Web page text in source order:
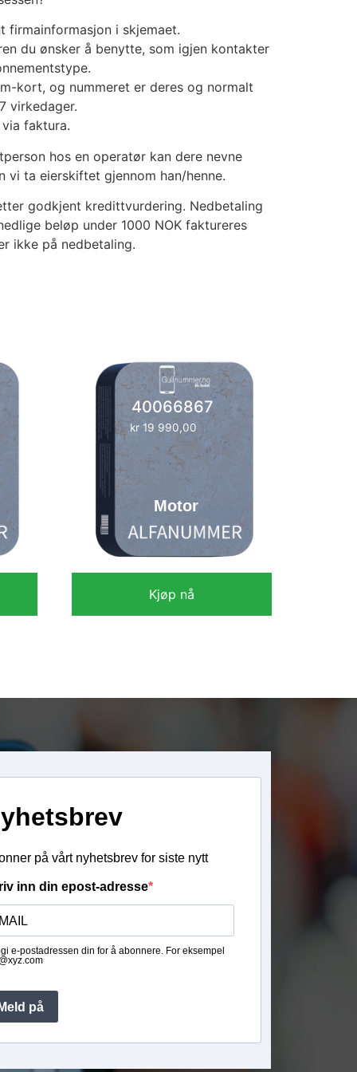
firmainformasjon i skjemaet.
du ønsker å benytte, som igjen kontakter
kort, og nummeret er deres og normalt
virkedager.
faktura.
hos en operatør kan dere nevne
vi ta eierskiftet gjennom han/henne.
godkjent kredittvurdering. Nedbetaling
beløp under 1000 NOK faktureres
ikke på nedbetaling.
40066867
kr19 990,00
Motor
Kjøp nå
på vårt nyhetsbrev for siste nytt
inn din epost-adresse
e-postadressen din for å abonnere. For eksempel
Meld på